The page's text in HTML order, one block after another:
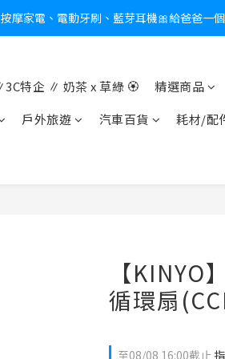
購物金✨再享消費回饋無極限
特企 ∥ 奶茶 x 草綠 🏵
精選商品
戶外旅遊 汽車百貨
耗材/配
【
循環扇
至08/08 16:00截止